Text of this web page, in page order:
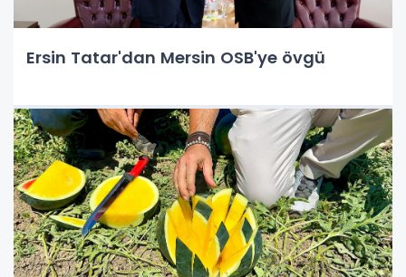
Ersin Tatar'dan Mersin OSB'ye övgü